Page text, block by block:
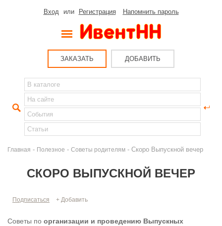
Вход или Регистрация Напомнить пароль
ЗАКАЗАТЬ ДОБАВИТЬ
Главная - Полезное - Советы родителям - Скоро Выпускной вечер
СКОРО ВЫПУСКНОЙ ВЕЧЕР
Подписаться + Добавить
Советы по организации и проведению Выпускных